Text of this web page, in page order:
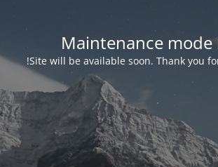
Maintenance mode
Site will be available soon. Thank you